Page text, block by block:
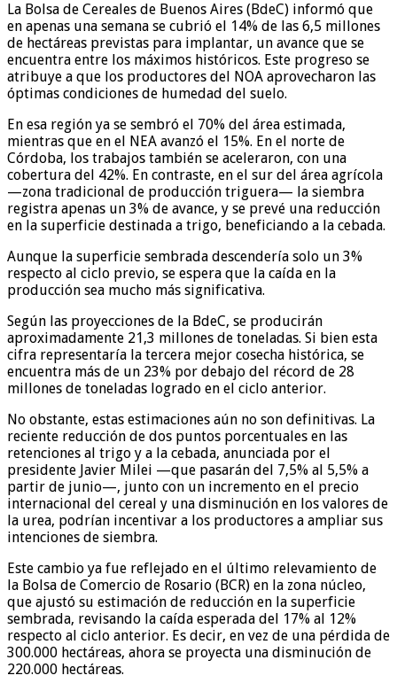
La Bolsa de Cereales de Buenos Aires (BdeC) informó que
en apenas una semana se cubrió el 14% de las 6,5 millones
de hectáreas previstas para implantar, un avance que se
encuentra entre los máximos históricos. Este progreso se
atribuye a que los productores del NOA aprovecharon las
óptimas condiciones de humedad del suelo.
En esa región ya se sembró el 70% del área estimada,
mientras que en el NEA avanzó el 15%. En el norte de
Córdoba, los trabajos también se aceleraron, con una
cobertura del 42%. En contraste, en el sur del área agrícola
—zona tradicional de producción triguera— la siembra
registra apenas un 3% de avance, y se prevé una reducción
en la superficie destinada a trigo, beneficiando a la cebada.
Aunque la superficie sembrada descendería solo un 3%
respecto al ciclo previo, se espera que la caída en la
producción sea mucho más significativa.
Según las proyecciones de la BdeC, se producirán
aproximadamente 21,3 millones de toneladas. Si bien esta
cifra representaría la tercera mejor cosecha histórica, se
encuentra más de un 23% por debajo del récord de 28
millones de toneladas logrado en el ciclo anterior.
No obstante, estas estimaciones aún no son definitivas. La
reciente reducción de dos puntos porcentuales en las
retenciones al trigo y a la cebada, anunciada por el
presidente Javier Milei —que pasarán del 7,5% al 5,5% a
partir de junio—, junto con un incremento en el precio
internacional del cereal y una disminución en los valores de
la urea, podrían incentivar a los productores a ampliar sus
intenciones de siembra.
Este cambio ya fue reflejado en el último relevamiento de
la Bolsa de Comercio de Rosario (BCR) en la zona núcleo,
que ajustó su estimación de reducción en la superficie
sembrada, revisando la caída esperada del 17% al 12%
respecto al ciclo anterior. Es decir, en vez de una pérdida de
300.000 hectáreas, ahora se proyecta una disminución de
220.000 hectáreas.